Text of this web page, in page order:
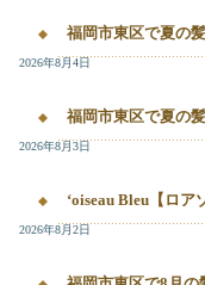
2026年8月4日
2026年8月3日
2026年8月2日